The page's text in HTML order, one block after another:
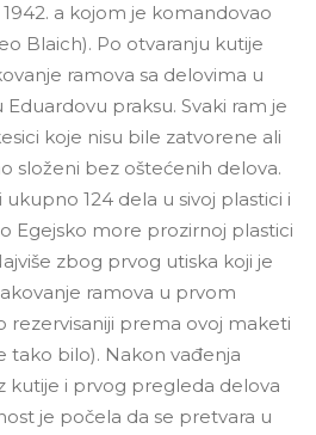
1942. a kojom je komandovao
Blaich). Po otvaranju kutije
ramova sa delovima u
praksu. Svaki ram je
koje nisu bile zatvorene ali
složeni bez oštećenih delova.
124 dela u sivoj plastici i
Egejsko more prozirnoj plastici
zbog prvog utiska koji je
ramova u prvom
prema ovoj maketi
tako bilo). Nakon vađenja
kutije i prvog pregleda delova
je počela da se pretvara u